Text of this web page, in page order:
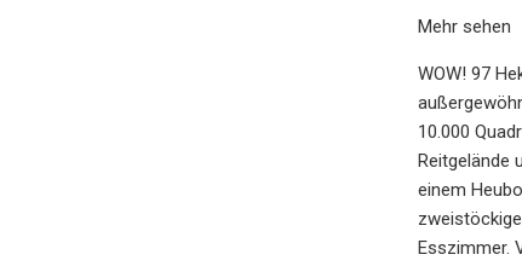
Mehr sehen
WOW! 97
10.000
Reitgelände
einem
Esszimmer.